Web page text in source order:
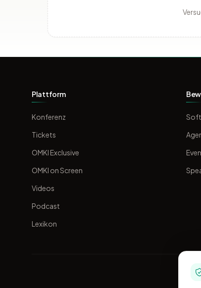
Plattform
Konferenz
Tickets
OMKI Exclusive
OMKI on Screen
Videos
Podcast
Lexikon